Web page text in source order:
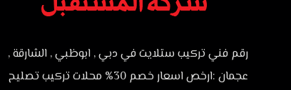
رقم فني تركيب ستلايت في دبي , ابوظبي , الشارقة ,
عجمان :ارخص اسعار خصم 30% محلات تركيب تصليح